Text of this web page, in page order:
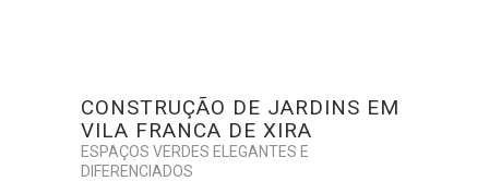
CONSTRUÇÃO DE JARDINS EM
VILA FRANCA DE XIRA
ESPAÇOS VERDES ELEGANTES E
DIFERENCIADOS